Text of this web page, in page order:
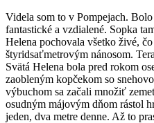
Videla som to v Pompejach.
fantastické a vzdialené. Sopka
Helena pochovala všetko živé,
štyridsaťmetrovým nánosom.
Svätá Helena bola pred rokom
zaobleným kopčekom so
výbuchom sa začali množiť
osudným májovým dňom rástol
jeden, dva metre denne. Až to